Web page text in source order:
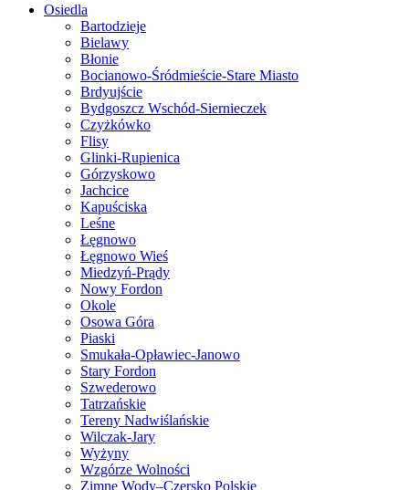
Osiedla
Bartodzieje
Bielawy
Błonie
Bocianowo-Śródmieście-Stare Miasto
Brdyujście
Bydgoszcz Wschód-Siernieczek
Czyżkówko
Flisy
Glinki-Rupienica
Górzyskowo
Jachcice
Kapuściska
Leśne
Łęgnowo
Łęgnowo Wieś
Miedzyń-Prądy
Nowy Fordon
Okole
Osowa Góra
Piaski
Smukała-Opławiec-Janowo
Stary Fordon
Szwederowo
Tatrzańskie
Tereny Nadwiślańskie
Wilczak-Jary
Wyżyny
Wzgórze Wolności
Zimne Wody–Czersko Polskie